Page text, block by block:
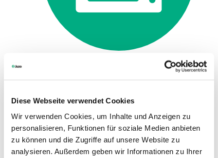
Diese Webseite verwendet Cookies
Wir verwenden Cookies, um Inhalte und Anzeigen zu
personalisieren, Funktionen für soziale Medien anbieten
zu können und die Zugriffe auf unsere Website zu
analysieren. Außerdem geben wir Informationen zu Ihrer
Språk
Dansk
English (UK)